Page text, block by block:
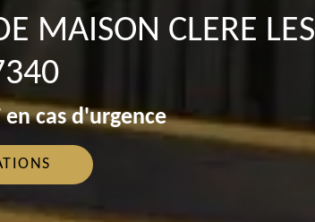
MAISON CLERE LES
cas d'urgence